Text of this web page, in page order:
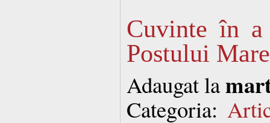
Cuvinte în a
Postului Mare
Adaugat la
Categoria: